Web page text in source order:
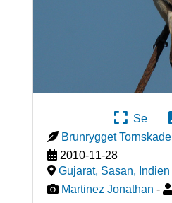
Se
Brunrygget Tornskade
2010-11-28
Gujarat, Sasan, Indien
Martinez Jonathan -